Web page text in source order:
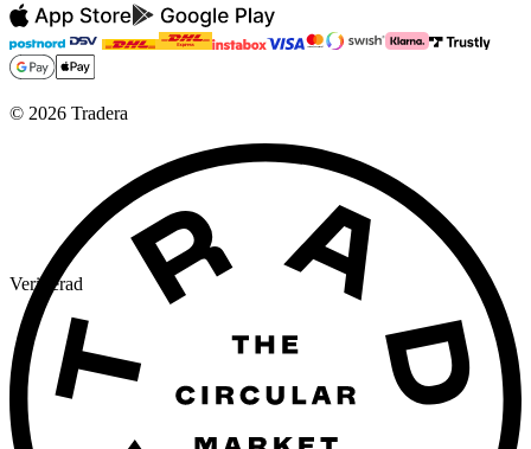
Verifierad
© 2026 Tradera